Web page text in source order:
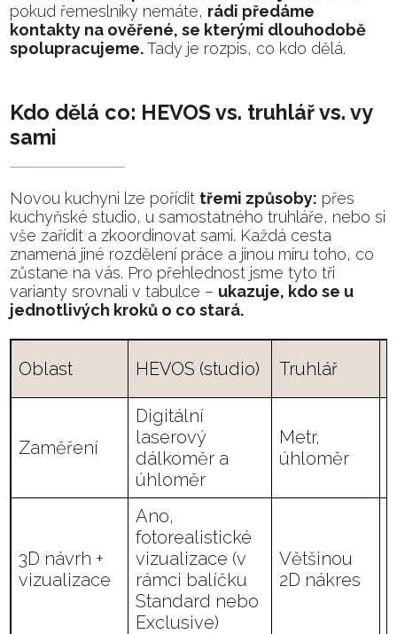
pokud řemeslníky nemáte, rádi předáme
kontakty na ověřené, se kterými dlouhodobě
spolupracujeme.Tady je rozpis, co kdo dělá.
Kdo dělá co: HEVOS vs. truhlář vs. vy
sami
Novou kuchyni lze pořídit třemi způsoby: přes
kuchyňské studio, u samostatného truhláře, nebo si
vše zařídit a zkoordinovat sami. Každá cesta
znamená jiné rozdělení práce a jinou míru toho, co
zůstane na vás. Pro přehlednost jsme tyto tři
varianty srovnali v tabulce – ukazuje, kdo se u
jednotlivých kroků o co stará.
Oblast HEVOS (studio) Truhlář
Zaměření
Digitální
laserový
dálkoměr a
úhloměr
Metr,
úhloměr
3D návrh +
vizualizace
Ano,
fotorealistické
vizualizace (v
rámci balíčku
Standard nebo
Exclusive)
Většinou
2D nákres